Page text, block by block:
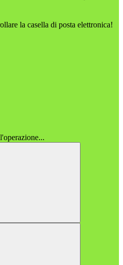
la casella di posta elettronica!